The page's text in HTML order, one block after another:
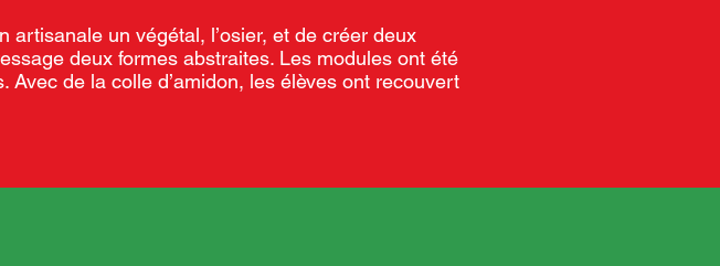
artisanale un végétal, l’osier, et de créer deux
deux formes abstraites. Les modules ont été
de la colle d’amidon, les élèves ont recouvert